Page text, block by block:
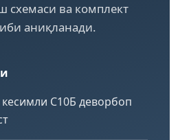
схемаси ва комплект
аниқланади.
кесимли С10Б деворбоп